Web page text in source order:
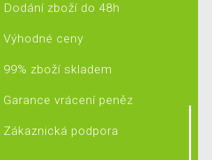
Dodání zboží do 48h
Výhodné ceny
99% zboží skladem
Garance vrácení peněz
Zákaznická podpora